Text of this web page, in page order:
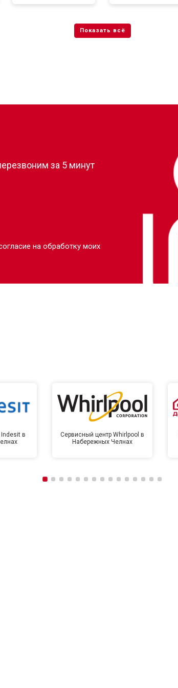
от 50 мин
за 5 минут
на обработку моих
в
Сервисный центр Whirlpool в
Набережных Челнах